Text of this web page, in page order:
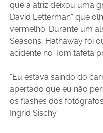
que a atriz deixou uma
David Letterman” que
vermelho. Durante um
Seasons, Hathaway foi
acidente no Tom tafetá
“Eu estava saindo do
apertado que eu não
os flashes dos
Ingrid Sischy.